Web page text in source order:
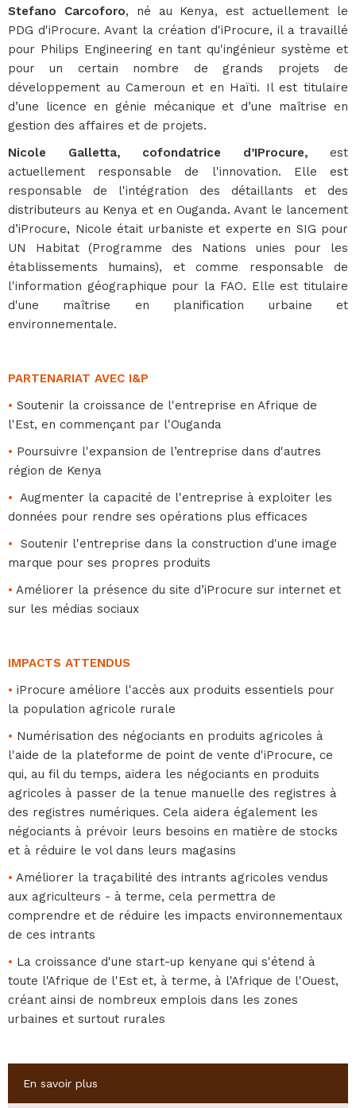
Stefano Carcoforo, né au Kenya, est actuellement le
PDG d'iProcure. Avant la création d'iProcure, il a travaillé
pour Philips Engineering en tant qu'ingénieur système et
pour un certain nombre de grands projets de
développement au Cameroun et en Haïti. Il est titulaire
d’une licence en génie mécanique et d’une maîtrise en
gestion des affaires et de projets.
Nicole Galletta, cofondatrice d’IProcure, est
actuellement responsable de l'innovation. Elle est
responsable de l'intégration des détaillants et des
distributeurs au Kenya et en Ouganda. Avant le lancement
d’iProcure, Nicole était urbaniste et experte en SIG pour
UN Habitat (Programme des Nations unies pour les
établissements humains), et comme responsable de
l'information géographique pour la FAO. Elle est titulaire
d'une maîtrise en planification urbaine et
environnementale.
PARTENARIAT AVEC I&P
• Soutenir la croissance de l'entreprise en Afrique de
l'Est, en commençant par l'Ouganda
• Poursuivre l'expansion de l’entreprise dans d'autres
région de Kenya
• Augmenter la capacité de l'entreprise à exploiter les
données pour rendre ses opérations plus efficaces
• Soutenir l'entreprise dans la construction d'une image
marque pour ses propres produits
• Améliorer la présence du site d’iProcure sur internet et
sur les médias sociaux
IMPACTS ATTENDUS
• iProcure améliore l'accès aux produits essentiels pour
la population agricole rurale
• Numérisation des négociants en produits agricoles à
l'aide de la plateforme de point de vente d'iProcure, ce
qui, au fil du temps, aidera les négociants en produits
agricoles à passer de la tenue manuelle des registres à
des registres numériques. Cela aidera également les
négociants à prévoir leurs besoins en matière de stocks
et à réduire le vol dans leurs magasins
• Améliorer la traçabilité des intrants agricoles vendus
aux agriculteurs - à terme, cela permettra de
comprendre et de réduire les impacts environnementaux
de ces intrants
• La croissance d'une start-up kenyane qui s'étend à
toute l'Afrique de l'Est et, à terme, à l'Afrique de l'Ouest,
créant ainsi de nombreux emplois dans les zones
urbaines et surtout rurales
Hide
En savoir plus